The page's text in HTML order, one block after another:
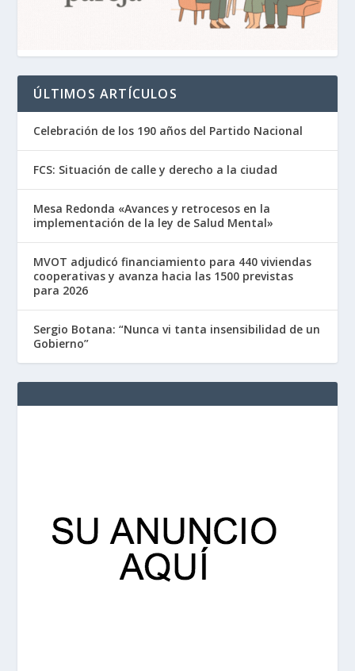
ÚLTIMOS ARTÍCULOS
Celebración de los 190 años del Partido Nacional
FCS: Situación de calle y derecho a la ciudad
Mesa Redonda «Avances y retrocesos en la
implementación de la ley de Salud Mental»
MVOT adjudicó financiamiento para 440 viviendas
cooperativas y avanza hacia las 1500 previstas
para 2026
Sergio Botana: “Nunca vi tanta insensibilidad de un
Gobierno”